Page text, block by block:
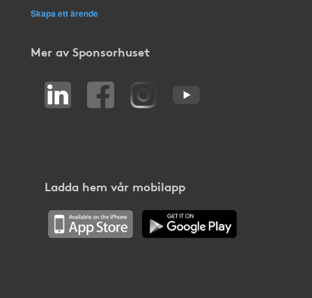
Skapa ett ärende
Mer av Sponsorhuset
Ladda hem vår mobilapp